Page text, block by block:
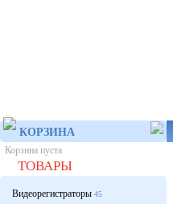
КОРЗИНА
Корзина пуста
ТОВАРЫ
Видеорегистраторы 45